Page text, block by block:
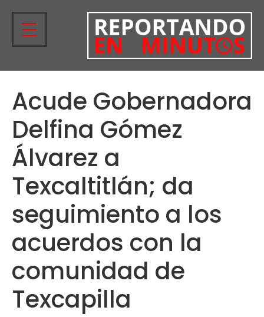
Acude Gobernadora
Delfina Gómez
Álvarez a
Texcaltitlán; da
seguimiento a los
acuerdos con la
comunidad de
Texcapilla